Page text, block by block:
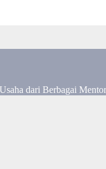
dari Berbagai